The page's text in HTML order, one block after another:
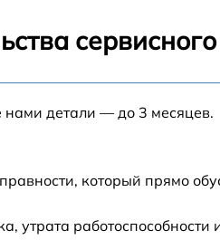
нами детали — до 3 месяцев.
который прямо
утрата